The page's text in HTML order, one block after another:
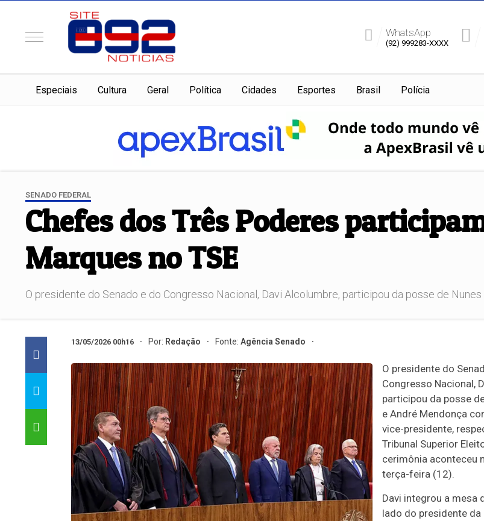
WhatsApp
(92) 999283-XXXX
Especiais Cultura Geral Política Cidades Esportes Brasil Polícia
SENADO FEDERAL
Chefes dos Três Poderes
Marques no TSE
O presidente do Senado e do Congresso Nacional, Davi Alcolumbre, participou da posse de
13/05/2026 00h16 Por: Redação Fonte: Agência Senado
O presidente do
Congresso Nacional,
participou da posse
e André Mendonça
vice-presidente,
Tribunal Superior
cerimônia aconteceu
terça-feira (12).
Davi integrou a mesa
lado do presidente da